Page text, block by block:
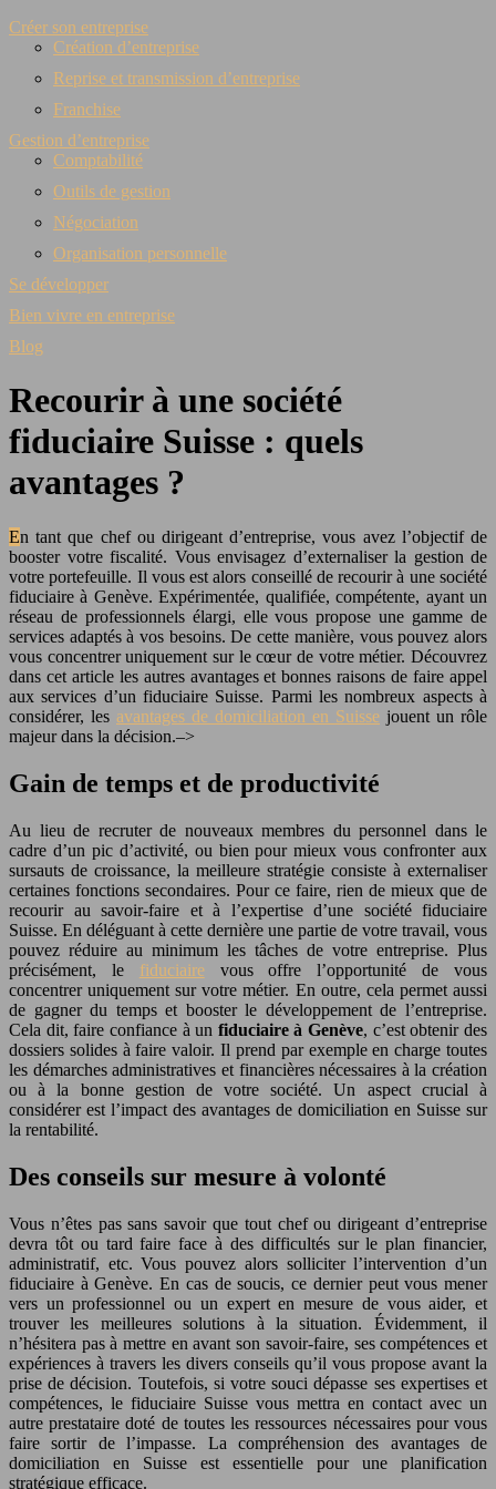
Créer son entreprise
Création d’entreprise
Reprise et transmission d’entreprise
Franchise
Gestion d’entreprise
Comptabilité
Outils de gestion
Négociation
Organisation personnelle
Se développer
Bien vivre en entreprise
Blog
Recourir à une société
fiduciaire Suisse : quels
avantages ?
En tant que chef ou dirigeant d’entreprise, vous avez l’objectif de
booster votre fiscalité. Vous envisagez d’externaliser la gestion de
votre portefeuille. Il vous est alors conseillé de recourir à une société
fiduciaire à Genève. Expérimentée, qualifiée, compétente, ayant un
réseau de professionnels élargi, elle vous propose une gamme de
services adaptés à vos besoins. De cette manière, vous pouvez alors
vous concentrer uniquement sur le cœur de votre métier. Découvrez
dans cet article les autres avantages et bonnes raisons de faire appel
aux services d’un fiduciaire Suisse. Parmi les nombreux aspects à
considérer, les avantages de domiciliation en Suisse jouent un rôle
majeur dans la décision.–>
Gain de temps et de productivité
Au lieu de recruter de nouveaux membres du personnel dans le
cadre d’un pic d’activité, ou bien pour mieux vous confronter aux
sursauts de croissance, la meilleure stratégie consiste à externaliser
certaines fonctions secondaires. Pour ce faire, rien de mieux que de
recourir au savoir-faire et à l’expertise d’une société fiduciaire
Suisse. En déléguant à cette dernière une partie de votre travail, vous
pouvez réduire au minimum les tâches de votre entreprise. Plus
précisément, le fiduciairevous offre l’opportunité de vous
concentrer uniquement sur votre métier. En outre, cela permet aussi
de gagner du temps et booster le développement de l’entreprise.
Cela dit, faire confiance à un fiduciaire à Genève, c’est obtenir des
dossiers solides à faire valoir. Il prend par exemple en charge toutes
les démarches administratives et financières nécessaires à la création
ou à la bonne gestion de votre société. Un aspect crucial à
considérer est l’impact des avantages de domiciliation en Suisse sur
la rentabilité.
Des conseils sur mesure à volonté
Vous n’êtes pas sans savoir que tout chef ou dirigeant d’entreprise
devra tôt ou tard faire face à des difficultés sur le plan financier,
administratif, etc. Vous pouvez alors solliciter l’intervention d’un
fiduciaire à Genève. En cas de soucis, ce dernier peut vous mener
vers un professionnel ou un expert en mesure de vous aider, et
trouver les meilleures solutions à la situation. Évidemment, il
n’hésitera pas à mettre en avant son savoir-faire, ses compétences et
expériences à travers les divers conseils qu’il vous propose avant la
prise de décision. Toutefois, si votre souci dépasse ses expertises et
compétences, le fiduciaire Suisse vous mettra en contact avec un
autre prestataire doté de toutes les ressources nécessaires pour vous
faire sortir de l’impasse. La compréhension des avantages de
domiciliation en Suisse est essentielle pour une planification
stratégique efficace.